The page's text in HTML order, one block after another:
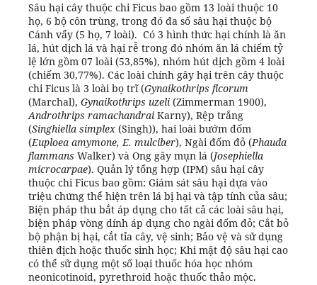
Sâu hại cây thuộc chi Ficus bao gồm 13 loài thuộc 10
họ, 6 bộ côn trùng, trong đó đa số sâu hại thuộc bộ
Cánh vẩy (5 họ, 7 loài). Có 3 hình thức hại chính là ăn
lá, hút dịch lá và hại rễ trong đó nhóm ăn lá chiếm tỷ
lệ lớn gồm 07 loài (53,85%), nhóm hút dịch gồm 4 loài
(chiếm 30,77%). Các loài chính gây hại trên cây thuộc
chi Ficus là 3 loài bọ trĩ (Gynaikothrips ficorum
(Marchal), Gynaikothrips uzeli(Zimmerman 1900),
Androthrips ramachandraiKarny), Rệp trắng
(Singhiella simplex(Singh)), hai loài bướm đốm
(Euploea amymone, E. mulciber), Ngài đốm đỏ (Phauda
flammans Walker) và Ong gây mụn lá (Josephiella
microcarpae). Quản lý tổng hợp (IPM) sâu hại cây
thuộc chi Ficus bao gồm: Giám sát sâu hại dựa vào
triệu chứng thể hiện trên lá bị hại và tập tính của sâu;
Biện pháp thu bắt áp dụng cho tất cả các loài sâu hại,
biện pháp vòng dính áp dụng cho ngài đốm đỏ; Cắt bỏ
bộ phận bị hại, cắt tỉa cây, vệ sinh; Bảo vệ và sử dụng
thiên địch hoặc thuốc sinh học; Khi mật độ sâu hại cao
có thể sử dụng một số loại thuốc hóa học nhóm
neonicotinoid, pyrethroid hoặc thuốc thảo mộc.